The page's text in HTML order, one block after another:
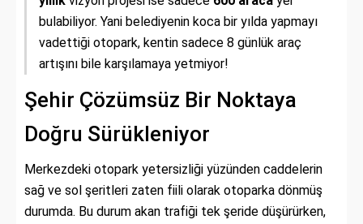
bulabiliyor. Yani belediyenin koca bir yılda yapmayı
vadettiği otopark, kentin sadece 8 günlük araç
artışını bile karşılamaya yetmiyor!
Şehir Çözümsüz Bir Noktaya
Doğru Sürükleniyor
Merkezdeki otopark yetersizliği yüzünden caddelerin
sağ ve sol şeritleri zaten fiili olarak otoparka dönmüş
durumda. Bu durum akan trafiği tek şeride düşürürken,